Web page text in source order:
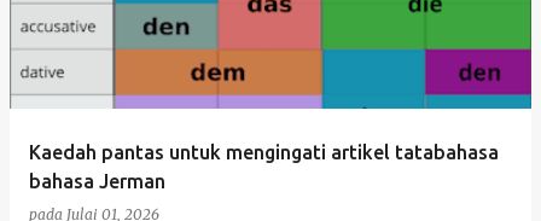
Kaedah pantas untuk mengingati artikel tatabahasa
bahasa Jerman
pada Julai 01, 2026